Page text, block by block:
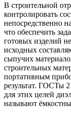
В строительной
контролировать
непосредственно
что обеспечить
готовых изделий
исходных
сыпучих
строительных
портативным
результат. ГОСТы
для этих целей
называют